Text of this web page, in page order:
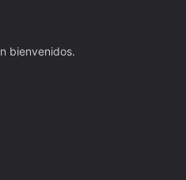
bienvenidos.